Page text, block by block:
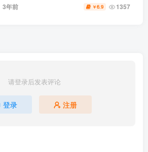
3年前 ￥6.9 1357
请登录后发表评论
登录 注册